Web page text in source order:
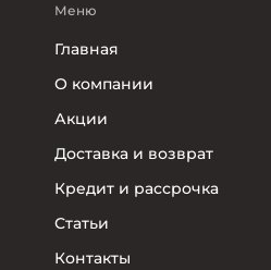
Меню
Главная
О компании
Акции
Доставка и возврат
Кредит и рассрочка
Статьи
Контакты